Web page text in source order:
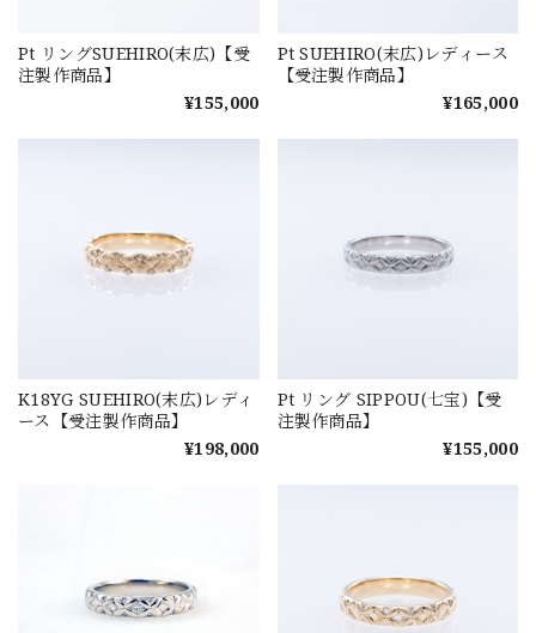
Pt リングSUEHIRO(末広)【受
注製作商品】
¥155,000
Pt SUEHIRO(末広)レディース
【受注製作商品】
¥165,000
K18YG SUEHIRO(末広)レディ
ース【受注製作商品】
¥198,000
Pt リング SIPPOU(七宝)【受
注製作商品】
¥155,000